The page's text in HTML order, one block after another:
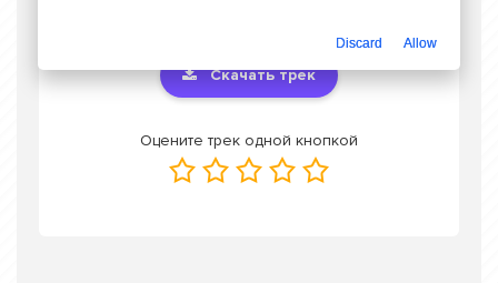
Скачать трек
Оцените трек одной кнопкой
Discard Allow